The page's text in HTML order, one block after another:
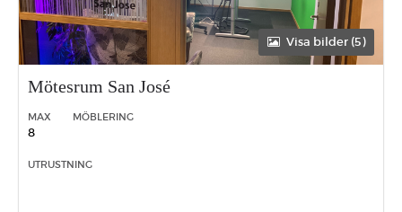
Visa bilder (5)
Mötesrum San José
MAX
8
MÖBLERING
UTRUSTNING